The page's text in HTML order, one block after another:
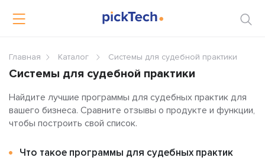
Главная Каталог Системы для судебной практики
Системы для судебной практики
Найдите лучшие программы для судебных практик для
вашего бизнеса. Сравните отзывы о продукте и функции,
чтобы построить свой список.
Что такое программы для судебных практик